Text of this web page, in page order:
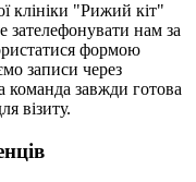
клініки "Рижий кіт"
нам за
формою
записи через
команда завжди готова
візиту.